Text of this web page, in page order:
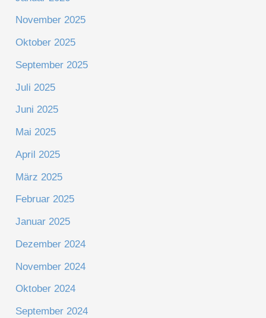
November 2025
Oktober 2025
September 2025
Juli 2025
Juni 2025
Mai 2025
April 2025
März 2025
Februar 2025
Januar 2025
Dezember 2024
November 2024
Oktober 2024
September 2024